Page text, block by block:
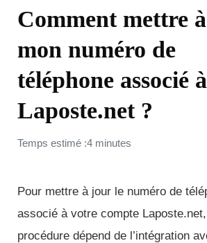
Comment mettre
mon numéro de
téléphone associé à
Laposte.net ?
Temps estimé :4 minutes
Pour mettre à jour le numéro de
associé à votre compte
procédure dépend de l’intégration